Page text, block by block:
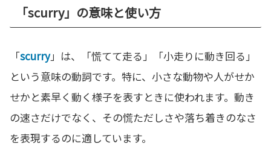
「scurry」の意味と使い方
「scurry」は、「慌てて走る」「小走りに動き回る」
という意味の動詞です。特に、小さな動物や人がせか
せかと素早く動く様子を表すときに使われます。動き
の速さだけでなく、その慌ただしさや落ち着きのなさ
を表現するのに適しています。